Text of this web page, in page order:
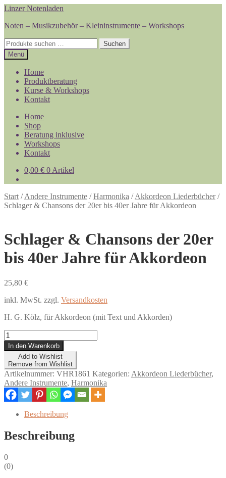
Zur
springen
Zum
springen
Linzer Notenladen
Noten – Musikzubehör – Kleininstrumente – Workshops
Suchen
nach:
Suchen
Menü
Home
Produktberatung
Kurse & Workshops
Kontakt
Home
Shop
Beratung inklusive
Workshops
Kontakt
0,00 € 0 Artikel
Start /Andere Instrumente /Harmonika /Akkordeon Liederbücher/
Schlager & Chansons der 20er bis 40er Jahre für Akkordeon
Schlager & Chansons der 20er
bis 40er Jahre für Akkordeon
25,80 €
inkl. MwSt. zzgl. Versandkosten
H. G. Kölz, für Akkordeon (mit Text und Akkorden)
Schlager
&
Chansons
der
20er
bis
40er
Jahre
Akkordeon
In den Warenkorb
Add to Wishlist
Remove from Wishlist
Artikelnummer: VHR1861 Kategorien: Akkordeon Liederbücher,
Andere Instrumente, Harmonika
Beschreibung
Beschreibung
0
(0)